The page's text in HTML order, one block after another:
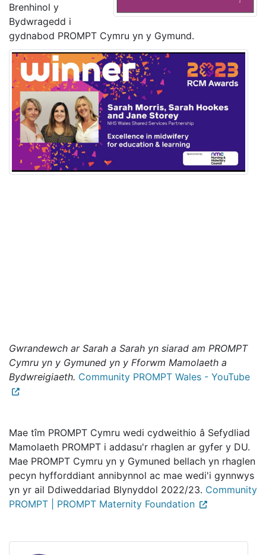
Brenhinol y
Bydwragedd i
gydnabod PROMPT Cymru yn y Gymund.
Gwrandewch ar Sarah a Sarah yn siarad am PROMPT
Cymru yn y Gymuned yn y Fforwm Mamolaeth a
Bydwreigiaeth. Community PROMPT Wales - YouTube
Mae tîm PROMPT Cymru wedi cydweithio â Sefydliad
Mamolaeth PROMPT i addasu'r rhaglen ar gyfer y DU.
Mae PROMPT Cymru yn y Gymuned bellach yn rhaglen
pecyn hyfforddiant annibynnol ac mae wedi'i gynnwys
yn yr ail Ddiweddariad Blynyddol 2022/23. Community
PROMPT | PROMPT Maternity Foundation